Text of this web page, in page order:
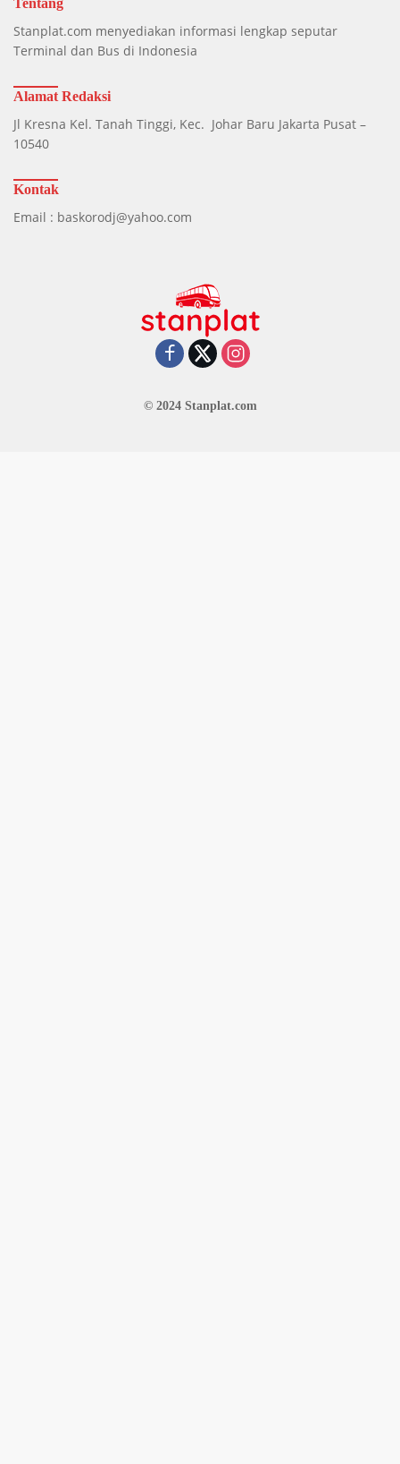
Tentang
Stanplat.com menyediakan informasi lengkap seputar
Terminal dan Bus di Indonesia
Alamat Redaksi
Jl Kresna Kel. Tanah Tinggi, Kec. Johar Baru Jakarta Pusat –
10540
Kontak
Email : baskorodj@yahoo.com
© 2024 Stanplat.com